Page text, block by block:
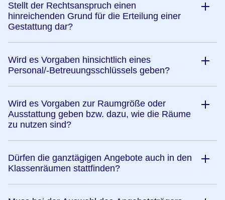
Stellt der Rechtsanspruch einen
hinreichenden Grund für die Erteilung einer
Gestattung dar?
Wird es Vorgaben hinsichtlich eines
Personal/-Betreuungsschlüssels geben?
Wird es Vorgaben zur Raumgröße oder
Ausstattung geben bzw. dazu, wie die Räume
zu nutzen sind?
Dürfen die ganztägigen Angebote auch in den
Klassenräumen stattfinden?